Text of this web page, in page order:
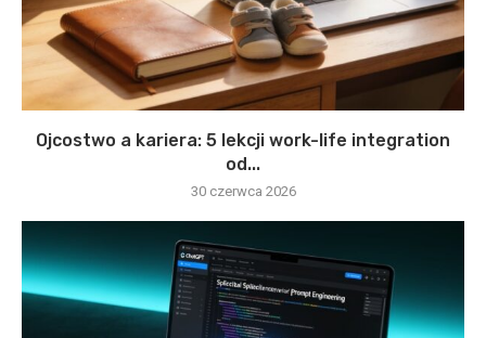
Ojcostwo a kariera: 5 lekcji work-life integration
od...
30 czerwca 2026